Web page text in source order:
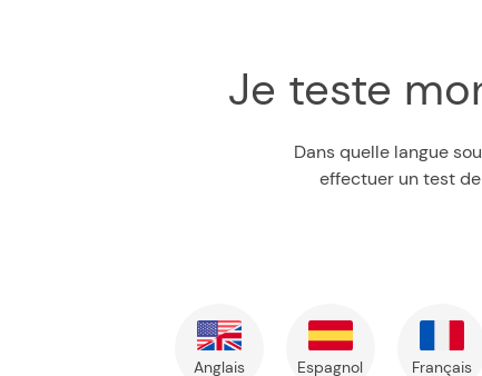
Je teste
Dans quelle langue
effectuer un test
Anglais Espagnol Français